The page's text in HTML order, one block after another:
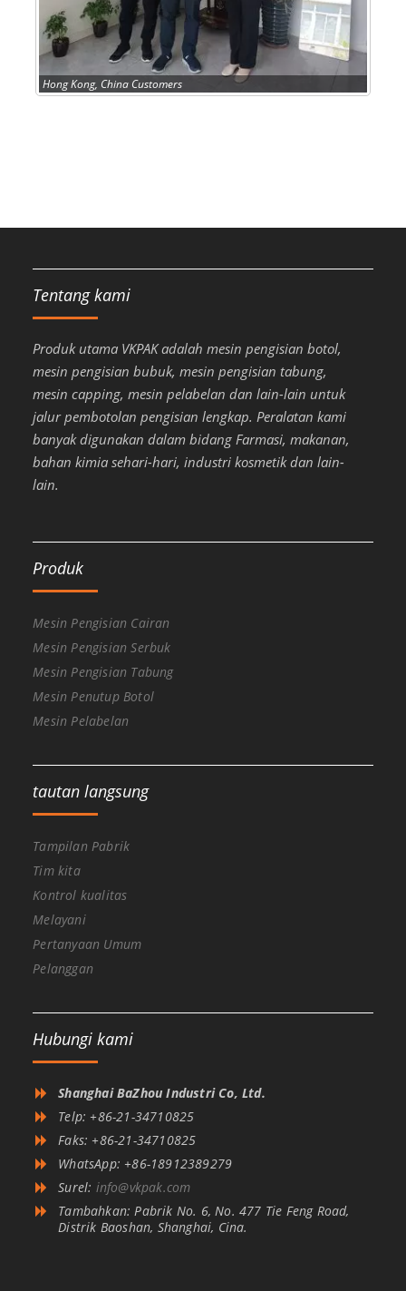
Hong Kong, China Customers
Tentang kami
Produk utama VKPAK adalah mesin pengisian botol,
mesin pengisian bubuk, mesin pengisian tabung,
mesin capping, mesin pelabelan dan lain-lain untuk
jalur pembotolan pengisian lengkap. Peralatan kami
banyak digunakan dalam bidang Farmasi, makanan,
bahan kimia sehari-hari, industri kosmetik dan lain-
lain.
Produk
Mesin Pengisian Cairan
Mesin Pengisian Serbuk
Mesin Pengisian Tabung
Mesin Penutup Botol
Mesin Pelabelan
tautan langsung
Tampilan Pabrik
Tim kita
Kontrol kualitas
Melayani
Pertanyaan Umum
Pelanggan
Hubungi kami
Shanghai BaZhou Industri Co, Ltd.
Telp: +86-21-34710825
Faks: +86-21-34710825
WhatsApp: +86-18912389279
Surel: info@vkpak.com
Tambahkan: Pabrik No. 6, No. 477 Tie Feng Road,
Distrik Baoshan, Shanghai, Cina.